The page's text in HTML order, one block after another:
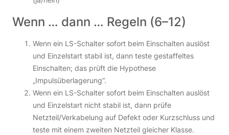
Wenn … dann … Regeln (6–12)
Wenn ein LS-Schalter sofort beim Einschalten auslöst
und Einzelstart stabil ist, dann teste gestaffeltes
Einschalten; das prüft die Hypothese
„Impulsüberlagerung“.
Wenn ein LS-Schalter sofort beim Einschalten auslöst
und Einzelstart nicht stabil ist, dann prüfe
Netzteil/Verkabelung auf Defekt oder Kurzschluss und
teste mit einem zweiten Netzteil gleicher Klasse.